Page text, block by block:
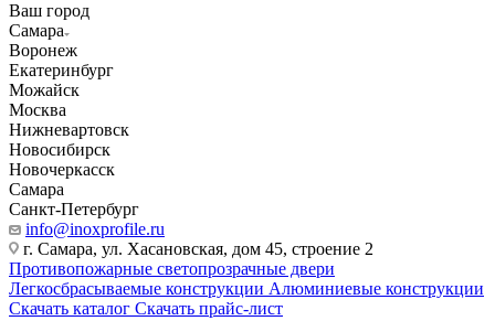
Ваш город
Самара
Воронеж
Екатеринбург
Можайск
Москва
Нижневартовск
Новосибирск
Новочеркасск
Самара
Санкт-Петербург
info@inoxprofile.ru
г. Самара, ул. Хасановская, дом 45, строение 2
Противопожарные светопрозрачные двери
Легкосбрасываемые конструкции Алюминиевые конструкции
Скачать каталог Скачать прайс-лист